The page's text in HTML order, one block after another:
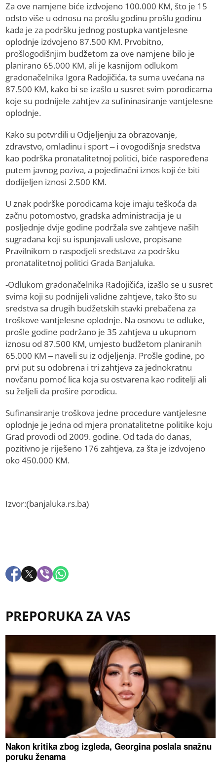
Za ove namjene biće izdvojeno 100.000 KM, što je 15
odsto više u odnosu na prošlu godinu prošlu godinu
kada je za podršku jednog postupka vantjelesne
oplodnje izdvojeno 87.500 KM. Prvobitno,
prošlogodišnjim budžetom za ove namjene bilo je
planirano 65.000 KM, ali je kasnijom odlukom
gradonačelnika Igora Radojičića, ta suma uvećana na
87.500 KM, kako bi se izašlo u susret svim porodicama
koje su podnijele zahtjev za sufininasiranje vantjelesne
oplodnje.
Kako su potvrdili u Odjeljenju za obrazovanje,
zdravstvo, omladinu i sport – i ovogodišnja sredstva
kao podrška pronatalitetnoj politici, biće raspoređena
putem javnog poziva, a pojedinačni iznos koji će biti
dodijeljen iznosi 2.500 KM.
U znak podrške porodicama koje imaju teškoća da
začnu potomostvo, gradska administracija je u
posljednje dvije godine podržala sve zahtjeve naših
sugrađana koji su ispunjavali uslove, propisane
Pravilnikom o raspodjeli sredstava za podršku
pronatalitetnoj politici Grada Banjaluka.
-Odlukom gradonačelnika Radojičića, izašlo se u susret
svima koji su podnijeli validne zahtjeve, tako što su
sredstva sa drugih budžetskih stavki prebačena za
troškove vantjelesne oplodnje. Na osnovu te odluke,
prošle godine podržano je 35 zahtjeva u ukupnom
iznosu od 87.500 KM, umjesto budžetom planiranih
65.000 KM – naveli su iz odjeljenja. Prošle godine, po
prvi put su odobrena i tri zahtjeva za jednokratnu
novčanu pomoć lica koja su ostvarena kao roditelji ali
su željeli da prošire porodicu.
Sufinansiranje troškova jedne procedure vantjelesne
oplodnje je jedna od mjera pronatalitetne politike koju
Grad provodi od 2009. godine. Od tada do danas,
pozitivno je riješeno 176 zahtjeva, za šta je izdvojeno
oko 450.000 KM.
Izvor:(banjaluka.rs.ba)
PREPORUKA ZA VAS
Nakon kritika zbog izgleda, Georgina poslala snažnu
poruku ženama